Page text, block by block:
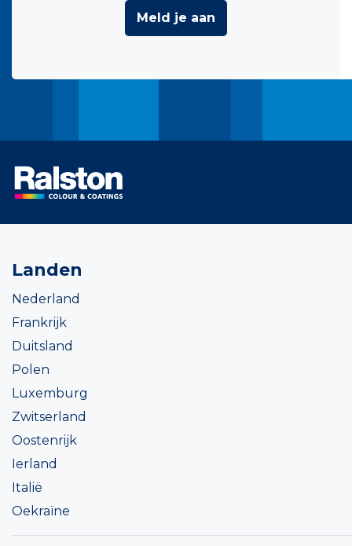
Meld je aan
Landen
Nederland
Frankrijk
Duitsland
Polen
Luxemburg
Zwitserland
Oostenrijk
Ierland
Italië
Oekraïne